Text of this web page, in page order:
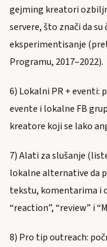
gejming kreatori
servere, što znači da
eksperimentisanje
Programu, 2017–2022).
6) Lokalni PR +
evente i lokalne FB
kreatore koji se lako
7) Alati za slušanje
lokalne alternative da
tekstu, komentarima i
“reaction”, “review” i
8) Pro tip outreach: